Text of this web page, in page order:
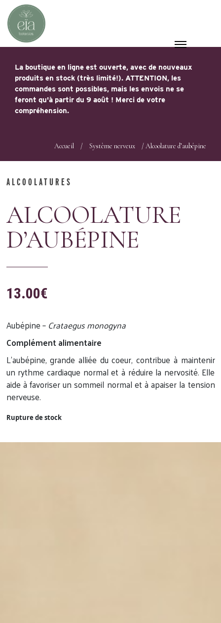
La boutique en ligne est ouverte, avec de nouveaux
produits en stock (très limité!). ATTENTION, les
commandes sont possibles, mais les envois ne se
feront qu'à partir du 9 août ! Merci de votre
compréhension.
Accueil / Système nerveux / Alcoolature d’aubépine
ALCOOLATURES
ALCOOLATURE
D’AUBÉPINE
13.00€
Aubépine – Crataegus monogyna
Complément alimentaire
L’aubépine, grande alliée du coeur, contribue à maintenir
un rythme cardiaque normal et à réduire la nervosité. Elle
aide à favoriser un sommeil normal et à apaiser la tension
nerveuse.
Rupture de stock